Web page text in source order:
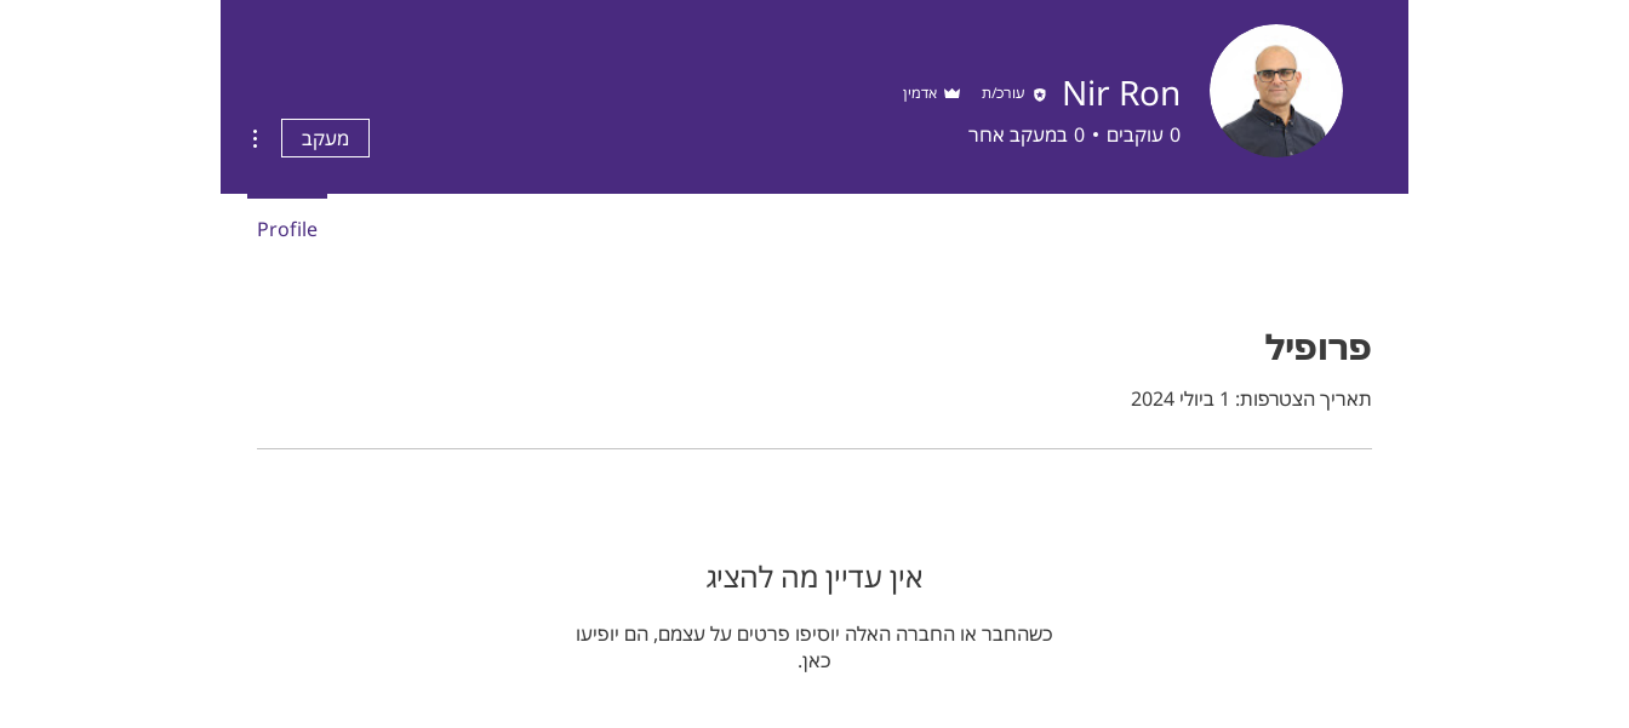
פרופיל
תאריך הצטרפות: 1 ביולי 2024
אין עדיין מה להציג
כשהחבר או החברה האלה יוסיפו פרטים על עצמם, הם יופיעו
כאן.
Nir Ron עורכ/ת אדמין
0 עוקבים 0 במעקב אחר מעקב
Profile